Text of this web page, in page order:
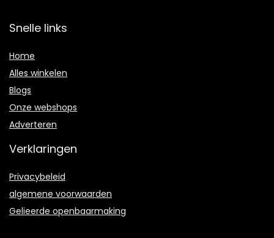
Snelle links
Home
Alles winkelen
Blogs
Onze webshops
Adverteren
Verklaringen
Privacybeleid
algemene voorwaarden
Gelieerde openbaarmaking